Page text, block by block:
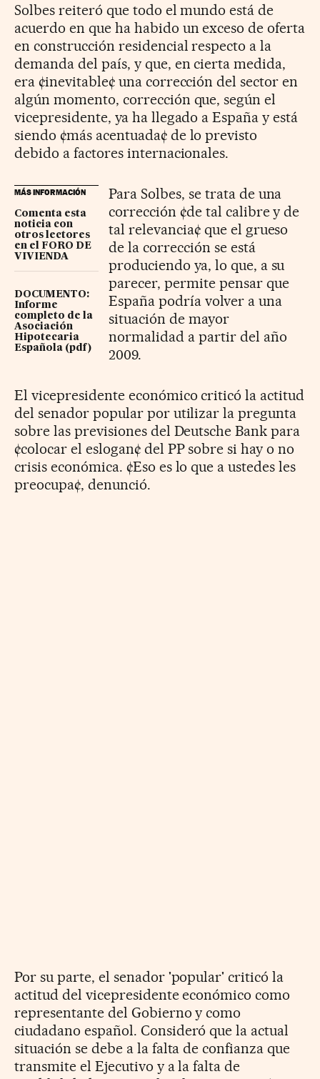
Solbes reiteró que todo el mundo está de
acuerdo en que ha habido un exceso de oferta
en construcción residencial respecto a la
demanda del país, y que, en cierta medida,
era ¢inevitable¢ una corrección del sector en
algún momento, corrección que, según el
vicepresidente, ya ha llegado a España y está
siendo ¢más acentuada¢ de lo previsto
debido a factores internacionales.
MÁS INFORMACIÓN
Comenta esta
noticia con
otros lectores
en el FORO DE
VIVIENDA
DOCUMENTO:
Informe
completo de la
Asociación
Hipotecaria
Española (pdf)
Para Solbes, se trata de una
corrección ¢de tal calibre y de
tal relevancia¢ que el grueso
de la corrección se está
produciendo ya, lo que, a su
parecer, permite pensar que
España podría volver a una
situación de mayor
normalidad a partir del año
2009.
El vicepresidente económico criticó la actitud
del senador popular por utilizar la pregunta
sobre las previsiones del Deutsche Bank para
¢colocar el eslogan¢ del PP sobre si hay o no
crisis económica. ¢Eso es lo que a ustedes les
preocupa¢, denunció.
Por su parte, el senador 'popular' criticó la
actitud del vicepresidente económico como
representante del Gobierno y como
ciudadano español. Consideró que la actual
situación se debe a la falta de confianza que
transmite el Ejecutivo y a la falta de